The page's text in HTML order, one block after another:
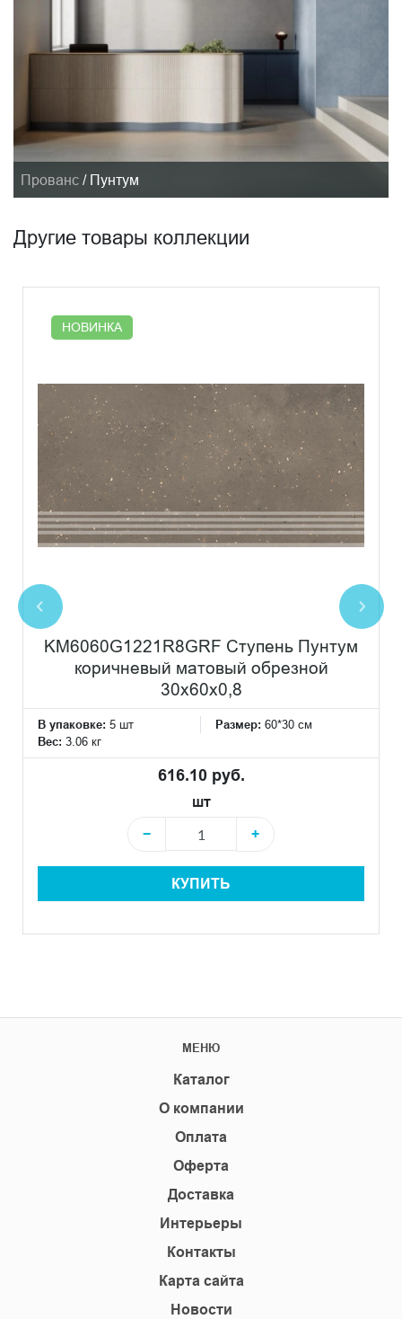
Прованс / Пунтум
Другие товары коллекции
НОВИНКА
KM6060G1221R8GRF Ступень Пунтум
коричневый матовый обрезной
30x60x0,8
В упаковке: 5 шт Размер: 60*30 см
Вес: 3.06 кг
616.10 руб.
шт
−
+
КУПИТЬ
МЕНЮ
Каталог
О компании
Оплата
Оферта
Доставка
Интерьеры
Контакты
Карта сайта
Новости